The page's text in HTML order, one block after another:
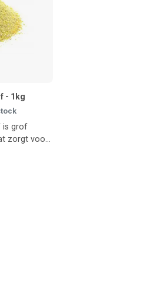
- 1kg
is grof
zorgt voor